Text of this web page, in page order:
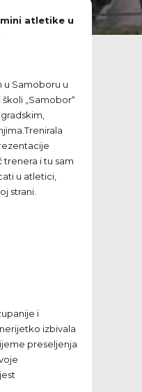
atletike u
u Samoboru u
„Samobor“
trenera i tu sam
u atletici,
strani.
i
izbivala
preseljenja